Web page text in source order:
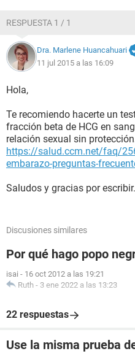
RESPUESTA 1 / 1
Dra. Marlene Huancahuari
11 jul 2015 a las 16:09
Hola,
Te recomiendo hacerte un
fracción beta de HCG en
relación sexual sin
https://salud.ccm.net/faq/
embarazo-preguntas-
Saludos y gracias por escribir.
Discusiones similares
Por qué hago popo
isai - 16 oct 2012 a las 19:21
Ruth - 3 ene 2022 a las 13:23
22 respuestas
Use la misma prueba